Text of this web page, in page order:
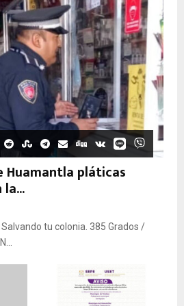
Huamantla pláticas
tu colonia. 385 Grados /